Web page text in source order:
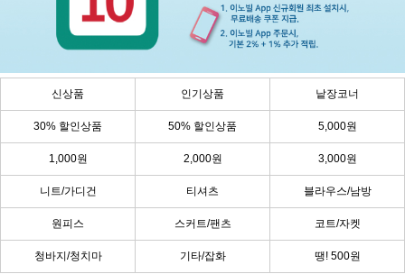
신상품 인기상품 낱장코너
30% 할인상품 50% 할인상품 5,000원
1,000원 2,000원 3,000원
니트/가디건 티셔츠 블라우스/남방
원피스 스커트/팬츠 코트/자켓
청바지/청치마 기타/잡화 땡! 500원